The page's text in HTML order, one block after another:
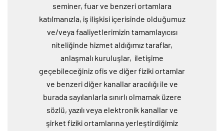
seminer, fuar ve benzeri ortamlara
katılmanızla, iş ilişkisi içerisinde olduğumuz
ve/veya faaliyetlerimizin tamamlayıcısı
niteliğinde hizmet aldığımız taraflar,
anlaşmalı kuruluşlar, iletişime
geçebileceğiniz ofis ve diğer fiziki ortamlar
ve benzeri diğer kanallar aracılığı ile ve
burada sayılanlarla sınırlı olmamak üzere
sözlü, yazılı veya elektronik kanallar ve
şirket fiziki ortamlarına yerleştirdiğimiz